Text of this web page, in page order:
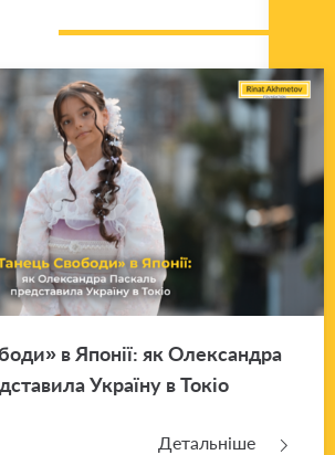
в Япо­нії: як Оле­ксан­дра
Укра­ї­ну в Токіо
Детальніше